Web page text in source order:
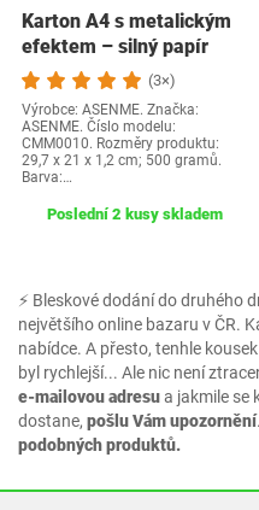
⚡ Bleskové dodání do druhého
největšího online bazaru v ČR.
nabídce. A přesto, tenhle
byl rychlejší... Ale nic není
e-mailovou adresua jakmile se
dostane, pošlu Vám upozornění
podobných produktů.
Karton A4 s metalickým
efektem – silný papír
pro…
(3×)
Výrobce: ASENME. Značka:
ASENME. Číslo modelu:
CMM0010. Rozměry produktu:
29,7 x 21 x 1,2 cm; 500 gramů.
Barva:…
Poslední 2 kusy skladem